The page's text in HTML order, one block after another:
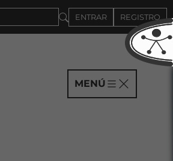
ENTRAR REGISTRO
MENÚ